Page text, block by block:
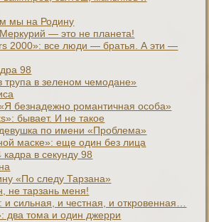
мы на Родину
— это не планета!
2000»: все люди — братья. А эти —
98
трупа в зеленом чемодане»
безнадежно романтичная особа»
бывает. И не такое
по имени «Проблема»
маске»: еще один без лица
в секунду 98
«По следу Тарзана»
не тарзань меня!
сильная, и честная, и откровенная…
два тома и один джерри